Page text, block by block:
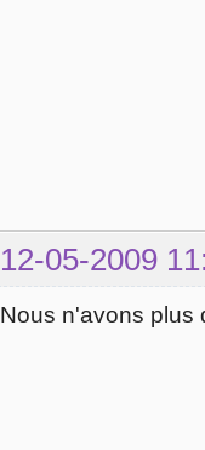
12-05-2009
Nous n'avons plus